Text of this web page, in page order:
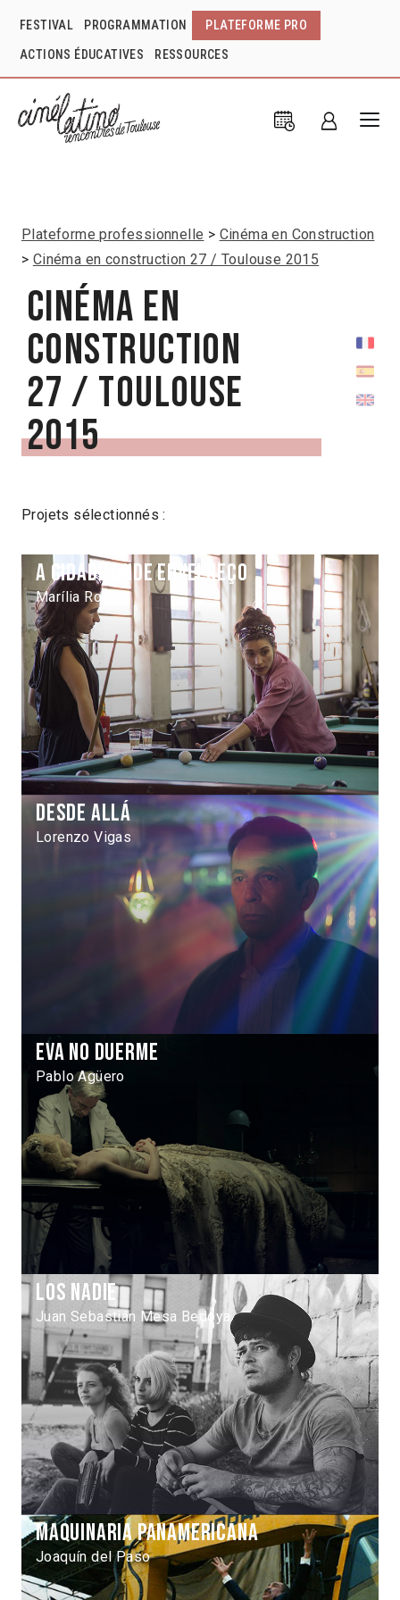
FESTIVAL PROGRAMMATION PLATEFORME PRO
ACTIONS ÉDUCATIVES RESSOURCES
Plateforme professionnelle
Cinéma en Construction
Cinéma en construction 27 / Toulouse 2015
Cinéma en
construction
27 / Toulouse
2015
Projets sélectionnés :
A cidade onde envelheço
Marília Rocha
Desde allá
Lorenzo Vigas
Eva no duerme
Pablo Agüero
Los Nadie
Juan Sebastián Mesa Bedoya
Maquinaria Panamericana
Joaquín del Paso